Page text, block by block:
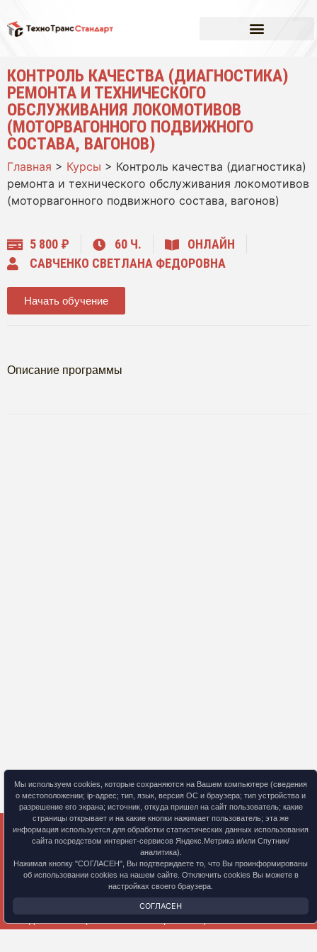
КОНТРОЛЬ КАЧЕСТВА (ДИАГНОСТИКА)
РЕМОНТА И ТЕХНИЧЕСКОГО
ОБСЛУЖИВАНИЯ ЛОКОМОТИВОВ
(МОТОРВАГОННОГО ПОДВИЖНОГО
СОСТАВА, ВАГОНОВ)
Главная > Курсы > Контроль качества (диагностика)
ремонта и технического обслуживания локомотивов
(моторвагонного подвижного состава, вагонов)
5 800 ₽ 60 Ч.
ОНЛАЙН
САВЧЕНКО СВЕТЛАНА ФЕДОРОВНА
Начать обучение
Описание программы
© 2024 Учебный центр ООО «ТТС»
+7 (495) 585-79-92
Эл. почта: info@ttstandart.ru
Мы используем cookies, которые сохраняются на Вашем компьютере (сведения
о местоположении; ip-адрес; тип, язык, версия ОС и браузера; тип устройства и
разрешение его экрана; источник, откуда пришел на сайт пользователь; какие
страницы открывает и на какие кнопки нажимает пользователь; эта же
информация используется для обработки статистических данных использования
сайта посредством интернет-сервисов Яндекс.Метрика и/или Спутник/
аналитика).
Нажимая кнопку "СОГЛАСЕН", Вы подтверждаете то, что Вы проинформированы
об использовании cookies на нашем сайте. Отключить cookies Вы можете в
настройках своего браузера.
СОГЛАСЕН